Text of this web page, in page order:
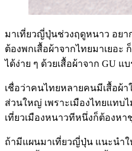
มาเที่ยวญี่ปุ่นช่วงฤดูหนาว อย
ต้องพกเสื้อผ้าจากไทยมาเยอ
ได้ง่าย ๆ ด้วยเสื้อผ้าจาก GU แ
เชื่อว่าคนไทยหลายคนมีเสื้อผ้
ส่วนใหญ่ เพราะเมืองไทยแทบ
เที่ยวเมืองหนาวทีหนึ่งก็ต้องห
ถ้ามีแผนมาเที่ยวญี่ปุ่น แนะนำ